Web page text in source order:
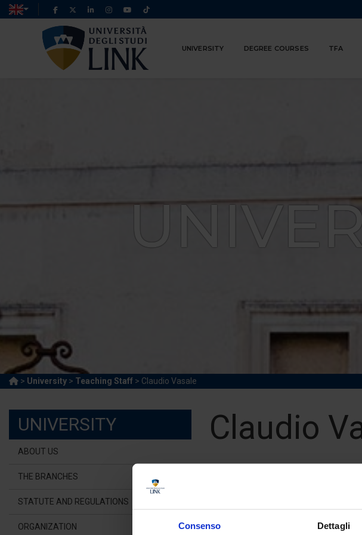
Consenso Dettagli
UNIVERSITY DEGREE COURSES TFA
> University > Teaching Staff > Claudio Vasale
UNIVERSITY
ABOUT US
THE BRANCHES
STATUTE AND REGULATIONS
ORGANIZATION
Claudio